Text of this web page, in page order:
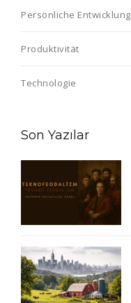
Persönliche Entwicklung
Produktivität
Technologie
Son Yazılar